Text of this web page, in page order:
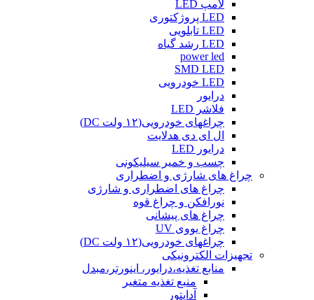
لامپ LED
LED پروژکتوری
LED تابلویی
LED رشد گیاه
power led
SMD LED
LED خودرویی
درایور
فلاشر LED
چراغهای خودرویی(۱۲ ولت DC)
ال ای دی هدلایت
درایور LED
چسب و خمیر سیلیکونی
چراغ های شارژی و اضطراری
چراغ های اضطراری و شارژی
نورافکن و چراغ قوه
چراغ های پیشانی
چراغ یووی UV
چراغهای خودرویی(۱۲ ولت DC)
تجهیزات الکترونیکی
منابع تغذیه،درایور، اینورتر،مبدل
منبع تغذیه متغیر
آداپتور